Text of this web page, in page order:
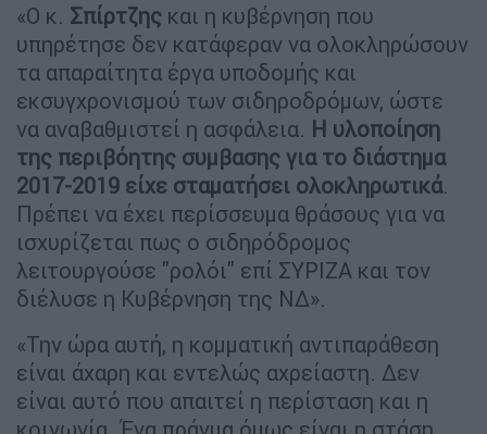
«Ο κ. Σπίρτζης και η κυβέρνηση που
υπηρέτησε δεν κατάφεραν να ολοκληρώσουν
τα απαραίτητα έργα υποδομής και
εκσυγχρονισμού των σιδηροδρόμων, ώστε
να αναβαθμιστεί η ασφάλεια. Η υλοποίηση
της περιβόητης συμβασης για το διάστημα
2017-2019 είχε σταματήσει ολοκληρωτικά.
Πρέπει να έχει περίσσευμα θράσους για να
ισχυρίζεται πως ο σιδηρόδρομος
λειτουργούσε "ρολόι" επί ΣΥΡΙΖΑ και τον
διέλυσε η Κυβέρνηση της ΝΔ».
«Την ώρα αυτή, η κομματική αντιπαράθεση
είναι άχαρη και εντελώς αχρείαστη. Δεν
είναι αυτό που απαιτεί η περίσταση και η